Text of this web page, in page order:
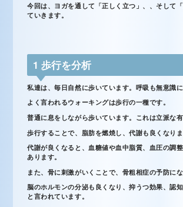
今回は、ヨガを通して「正しく立つ」、、そして
ていきます。
1歩行を分析
私達は、毎日自然に歩いています。呼吸も無意識に
よく言われるウォーキングは歩行の一種です。
普通に息をしながら歩いています。これは立派な有
歩行することで、脂肪を燃焼し、代謝も良くなりま
代謝が良くなると、血糖値や血中脂質、血圧の調
あります。
また、骨に刺激がいくことで、骨粗相症の予防にな
脳のホルモンの分泌も良くなり、抑うつ効果、認
と言われています。